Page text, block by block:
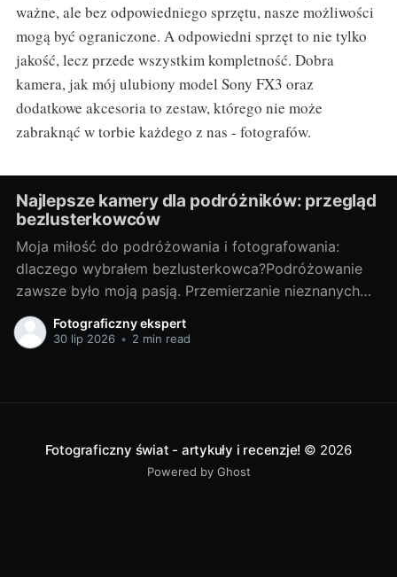
ważne, ale bez odpowiedniego sprzętu, nasze możliwości
mogą być ograniczone. A odpowiedni sprzęt to nie tylko
jakość, lecz przede wszystkim kompletność. Dobra
kamera, jak mój ulubiony model Sony FX3 oraz
dodatkowe akcesoria to zestaw, którego nie może
zabraknąć w torbie każdego z nas - fotografów.
Najlepsze kamery dla podróżników: przegląd
bezlusterkowców
Moja miłość do podróżowania i fotografowania:
dlaczego wybrałem bezlusterkowca?Podróżowanie
zawsze było moją pasją. Przemierzanie nieznanych
terenów, odkrywanie nowych miejsc, spotykanie
ciekawych ludzi - te doświadczenia są dla mnie
uwieczniać. Tak narodziła się moja
Fotograficzny ekspert
30 lip 2026 • 2 min read
Fotograficzny świat - artykuły i recenzje! © 2026
Powered by Ghost